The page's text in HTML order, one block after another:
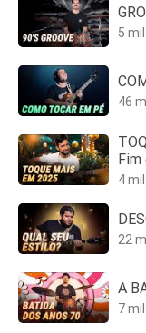
5
46
Fim
4
22
A
7